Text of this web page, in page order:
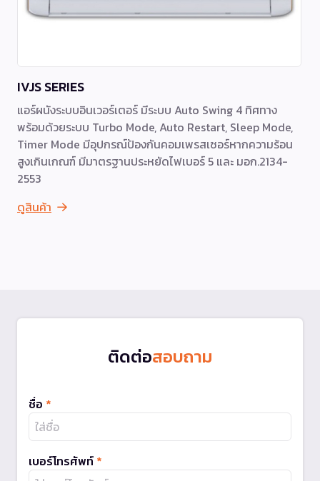
IVJS SERIES
แอร์ผนังระบบอินเวอร์เตอร์ มีระบบ Auto Swing 4 ทิศทาง
พร้อมด้วยระบบ Turbo Mode, Auto Restart, Sleep Mode,
Timer Mode มีอุปกรณ์ป้องกันคอมเพรสเซอร์หากความร้อน
สูงเกินเกณฑ์ มีมาตรฐานประหยัดไฟเบอร์ 5 และ มอก.2134-
2553
ดูสินค้า
ติดต่อสอบถาม
ชื่อ *
เบอร์โทรศัพท์ *